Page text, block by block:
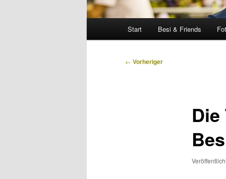
Start Besi & Friends
Beitragsnavigation
← Vorheriger